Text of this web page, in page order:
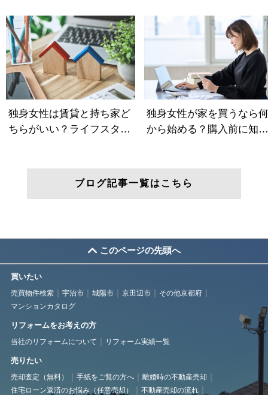
ブログ記事一覧はこちら
このページの先頭へ
買いたい
売買物件検索 宇治市 城陽市 京田辺市
その他京都府
マンションカタログ
リフォームをお考えの方
当社のリフォームについて リフォーム実績一覧
売りたい
売却査定（無料） 手紙をご覧の方へ
離婚時の不動産売却
住宅ローン返済のお悩み（任意売却）
不動産売却の流れ